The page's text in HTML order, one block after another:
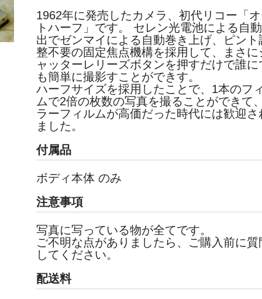
1962年に発売したカメラ、初代リコー「
トハーフ」です。 セレン光電池による自
出でゼンマイによる自動巻き上げ、ピント
整不要の固定焦点機構を採用して、まさに
ャッターレリーズボタンを押すだけで誰に
も簡単に撮影すことができす。
ハーフサイズを採用したことで、1本のフ
ムで2倍の枚数の写真を撮ることができて
ラーフィルムが高価だった時代には歓迎さ
ました。
付属品
ボディ本体 のみ
注意事項
写真に写っている物が全てです。
ご不明な点がありましたら、ご購入前に質
してください。
配送料